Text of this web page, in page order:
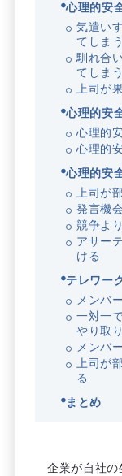
心理的安
気遣い
てしまう
馴れ合
てしまう
上司が
心理的安
心理的
心理的
心理的安
上司が
発言機
競争よ
アサー
ける
テレワー
メンバ
一対一
やり取
メンバ
上司が
る
まとめ
企業が自社の